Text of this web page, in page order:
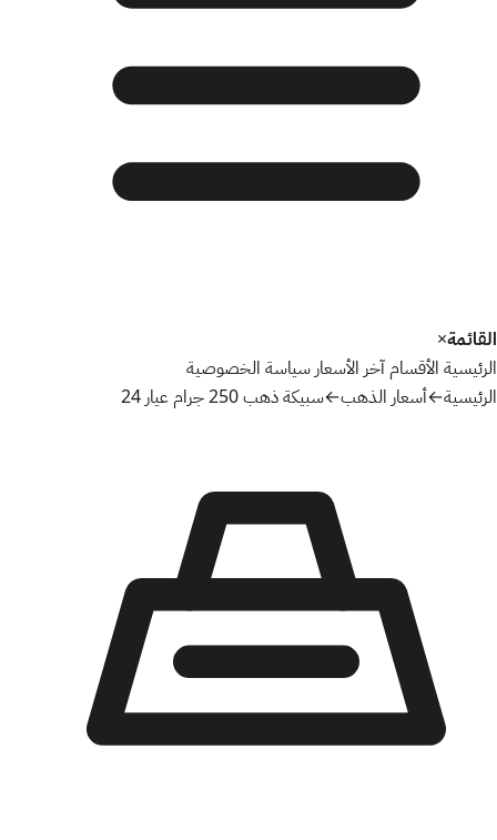
القائمة×
الرئيسية الأقسام آخر الأسعار سياسة الخصوصية
الرئيسية←أسعار الذهب←سبيكة ذهب 250 جرام عيار 24